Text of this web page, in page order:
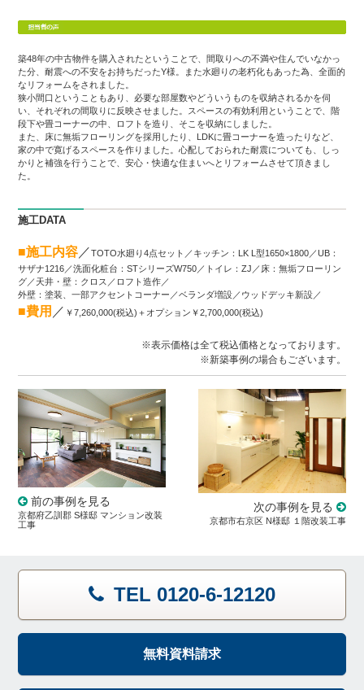
築48年の中古物件を購入されたということで、間取りへの不満や住んでいなかっ
た分、耐震への不安をお持ちだったY様。また水廻りの老朽化もあった為、全面的
なリフォームをされました。
狭小間口ということもあり、必要な部屋数やどういうものを収納されるかを伺
い、それぞれの間取りに反映させました。スペースの有効利用ということで、階
段下や畳コーナーの中、ロフトを造り、そこを収納にしました。
また、床に無垢フローリングを採用したり、LDKに畳コーナーを造ったりなど、
家の中で寛げるスペースを作りました。心配しておられた耐震についても、しっ
かりと補強を行うことで、安心・快適な住まいへとリフォームさせて頂きまし
た。
施工DATA
■施工内容 ／TOTO水廻り4点セット／キッチン：LK L型1650×1800／UB：
サザナ1216／洗面化粧台：STシリーズW750／トイレ：ZJ／床：無垢フローリン
グ／天井・壁：クロス／ロフト造作／
外壁：塗装、一部アクセントコーナー／ベランダ増設／ウッドデッキ新設／
■費用 ／ ￥7,260,000(税込)＋オプション￥2,700,000(税込)
※表示価格は全て税込価格となっております。
※新築事例の場合もございます。
前の事例を見る
京都府乙訓郡 S様邸 マンション改装
工事
次の事例を見る
京都市右京区 N様邸 １階改装工事
TEL 0120-6-12120
無料資料請求